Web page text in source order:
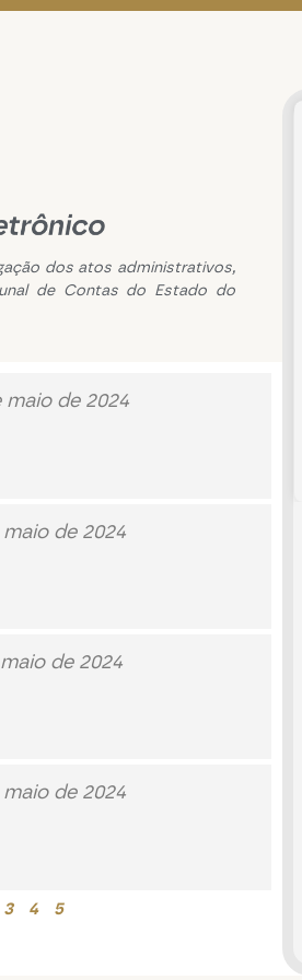
dos atos administrativos,
de Contas do Estado do
maio de 2024
de 2024
de 2024
de 2024
3 4 5